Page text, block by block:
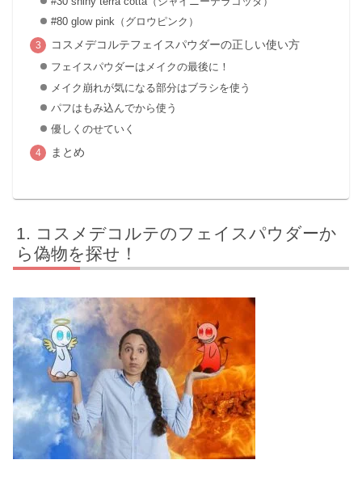
#80 glow pink（グロウピンク）
コスメデコルテフェイスパウダーの正しい使い方
フェイスパウダーはメイクの最後に！
メイク崩れが気になる部分はブラシを使う
パフはもみ込んでから使う
優しくのせていく
まとめ
コスメデコルテのフェイスパウダーか
ら偽物を探せ！